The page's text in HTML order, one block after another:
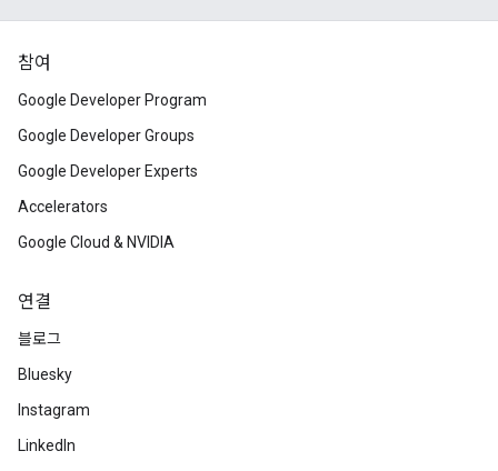
참여
Google Developer Program
Google Developer Groups
Google Developer Experts
Accelerators
Google Cloud & NVIDIA
연결
블로그
Bluesky
Instagram
LinkedIn